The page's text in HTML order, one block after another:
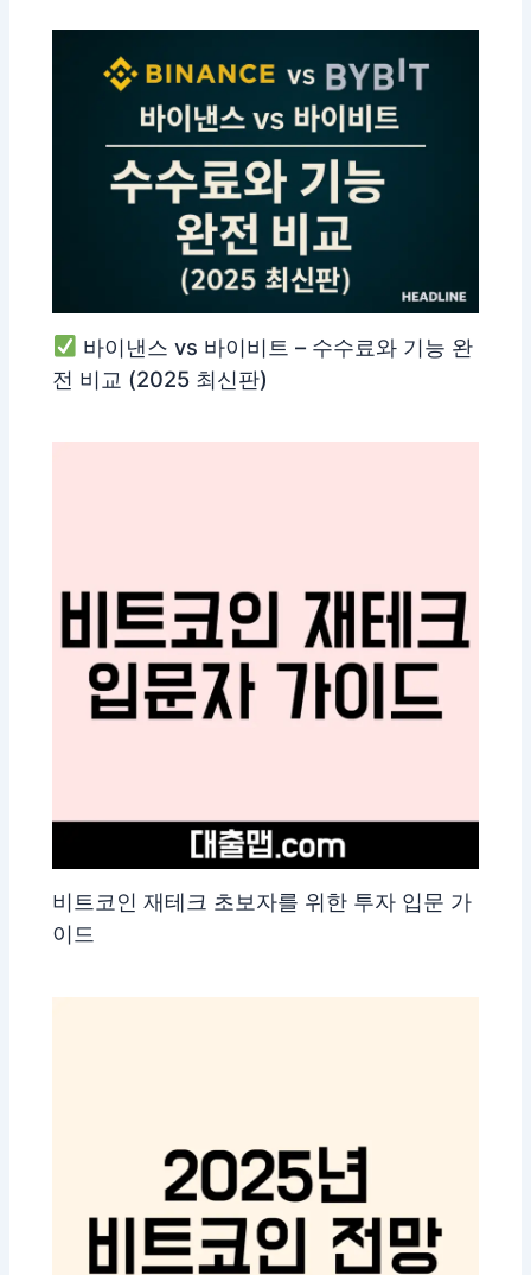
바이낸스 vs 바이비트 – 수수료와 기능 완
전 비교 (2025 최신판)
비트코인 재테크 초보자를 위한 투자 입문 가
이드